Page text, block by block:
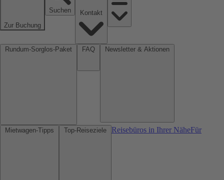
Zur Buchung
Suchen
Reisebüros in Ihrer NäheFür